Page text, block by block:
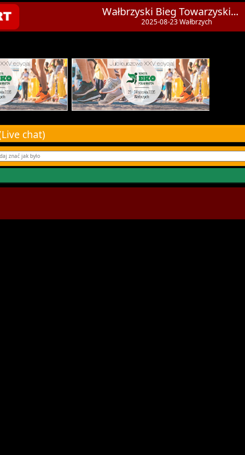
Wałbrzyski Bieg Towarzyski...
2025-08-23 Wałbrzych
chat)